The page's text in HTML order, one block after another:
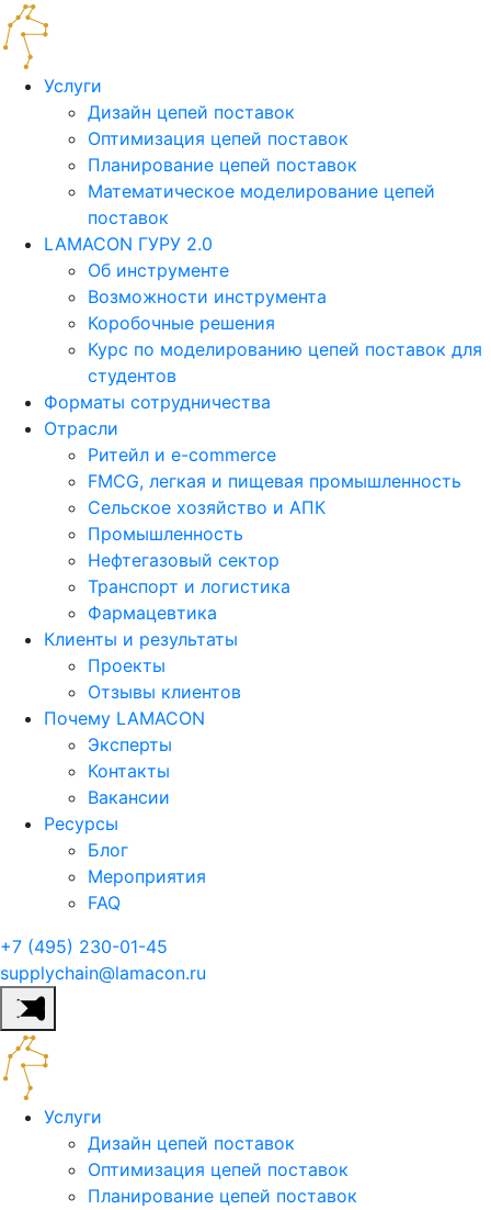
Услуги
Дизайн цепей поставок
Оптимизация цепей поставок
Планирование цепей поставок
Математическое моделирование цепей
поставок
LAMACON ГУРУ 2.0
Об инструменте
Возможности инструмента
Коробочные решения
Курс по моделированию цепей поставок для
студентов
Форматы сотрудничества
Отрасли
Ритейл и e-commerce
FMCG, легкая и пищевая промышленность
Сельское хозяйство и АПК
Промышленность
Нефтегазовый сектор
Транспорт и логистика
Фармацевтика
Клиенты и результаты
Проекты
Отзывы клиентов
Почему LAMACON
Эксперты
Контакты
Вакансии
Ресурсы
Блог
Мероприятия
FAQ
+7 (495) 230-01-45
supplychain@lamacon.ru
Услуги
Дизайн цепей поставок
Оптимизация цепей поставок
Планирование цепей поставок